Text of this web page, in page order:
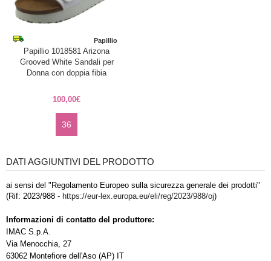
Papillio
Papillio 1018581 Arizona
Grooved White Sandali per
Donna con doppia fibia
100,00€
36
DATI AGGIUNTIVI DEL PRODOTTO
ai sensi del "Regolamento Europeo sulla sicurezza generale dei prodotti"
(Rif: 2023/988 - https://eur-lex.europa.eu/eli/reg/2023/988/oj)
Informazioni di contatto del produttore:
IMAC S.p.A.
Via Menocchia, 27
63062 Montefiore dell'Aso (AP) IT